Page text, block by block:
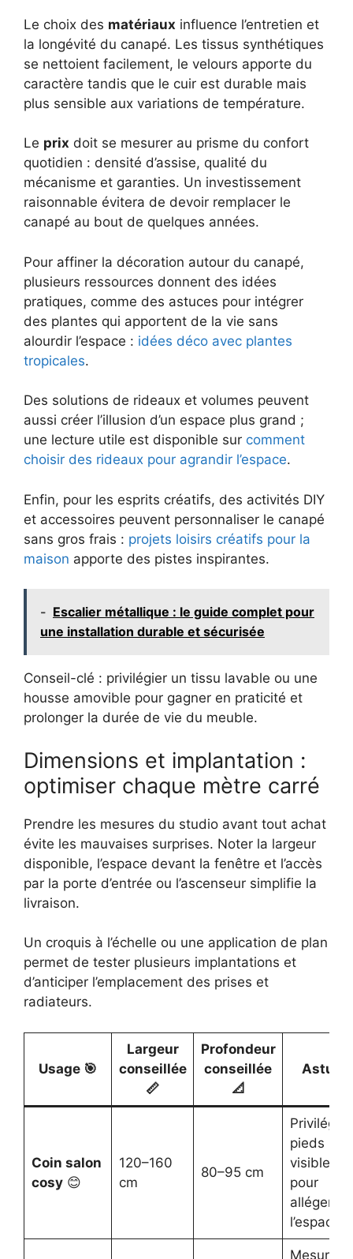
Le choix des matériaux influence l’entretien et
la longévité du canapé. Les tissus synthétiques
se nettoient facilement, le velours apporte du
caractère tandis que le cuir est durable mais
plus sensible aux variations de température.
Le prix doit se mesurer au prisme du confort
quotidien : densité d’assise, qualité du
mécanisme et garanties. Un investissement
raisonnable évitera de devoir remplacer le
canapé au bout de quelques années.
Pour affiner la décoration autour du canapé,
plusieurs ressources donnent des idées
pratiques, comme des astuces pour intégrer
des plantes qui apportent de la vie sans
alourdir l’espace : idées déco avec plantes
tropicales.
Des solutions de rideaux et volumes peuvent
aussi créer l’illusion d’un espace plus grand ;
une lecture utile est disponible sur comment
choisir des rideaux pour agrandir l’espace.
Enfin, pour les esprits créatifs, des activités DIY
et accessoires peuvent personnaliser le canapé
sans gros frais : projets loisirs créatifs pour la
maison apporte des pistes inspirantes.
- Escalier métallique : le guide complet pour
une installation durable et sécurisée
Conseil-clé : privilégier un tissu lavable ou une
housse amovible pour gagner en praticité et
prolonger la durée de vie du meuble.
Dimensions et implantation :
optimiser chaque mètre carré
Prendre les mesures du studio avant tout achat
évite les mauvaises surprises. Noter la largeur
disponible, l’espace devant la fenêtre et l’accès
par la porte d’entrée ou l’ascenseur simplifie la
livraison.
Un croquis à l’échelle ou une application de plan
permet de tester plusieurs implantations et
d’anticiper l’emplacement des prises et
radiateurs.
Usage 🎯
Largeur
conseillée
📏
Profondeur
conseillée
📐
Astuce
Coin salon
cosy😊
120–160
cm
80–95 cm
Privilégier
pieds
visibles
pour
alléger
l’espace
Mesurer